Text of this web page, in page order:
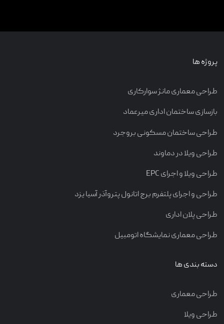
پروژه ها
طراحی معماری مانژ سوارکاری
بازسازی ساختمان اداری میرعماد
طراحی ساختمان مسکونی بروجرد
طراحی ویلا در دماوند
طراحی ویلا و اجرای EPC
طراحی و اجرای پلتفرم برج اتانول پتروآذر آسیا یزد
طراحی پلان اداری
طراحی معماری نمایشگاه اتومبیل
دسته بندی ها
طراحی معماری
طراحی ویلا